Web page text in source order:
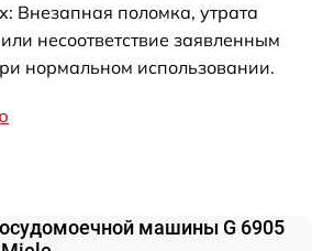
Внезапная поломка, утрата
несоответствие заявленным
нормальном использовании.
машины G 6905